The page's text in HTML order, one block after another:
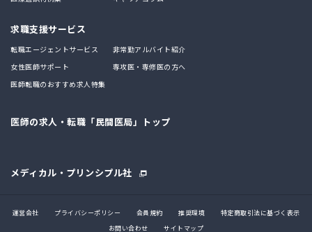
求職支援サービス
転職エージェントサービス
非常勤アルバイト紹介
女性医師サポート
専攻医・専修医の方へ
医師転職のおすすめ求人特集
医師の求人・転職「民間医局」トップ
メディカル・プリンシプル社
運営会社 プライバシーポリシー 会員規約 推奨環境
特定商取引法に基づく表示
お問い合わせ
サイトマップ